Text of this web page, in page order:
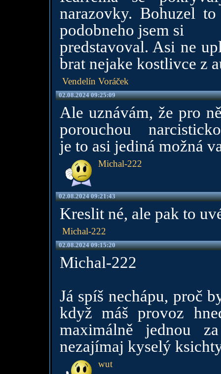
narazovky. Bohuzel
podobneho jsem si
predstavoval. Asi ne
brat nejake kostlivce z
Vendelín Voráček
02.08.2024 09:25:09
Ale uznávám, že pro
porouchou
je to asi jediná možná
Michal-222
02.08.2024 09:21:43
Kreslit né, ale pak to
Michal-222
02.08.2024 09:15:20
Michal-222
Já spíš nechápu, proč
když máš provoz
maximálně jednou
nezajímaj kyselý
wut